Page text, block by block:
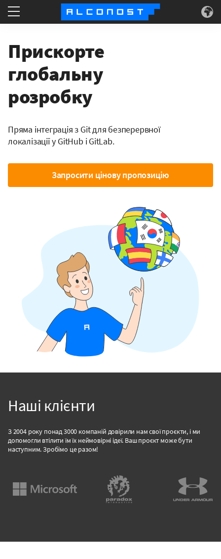
Конкретні приклади
Технологія
Прискорте
глобальну
розробку
Пряма інтеграція з Git для безперервної
локалізації у GitHub і GitLab.
Запросити цінову пропозицію
Наші клієнти
З 2004 року понад 3000 компаній довірили нам свої проєкти, і ми
допомогли втілити їм їх неймовірні ідеї. Ваш проєкт може бути
наступним. Зробімо це разом!